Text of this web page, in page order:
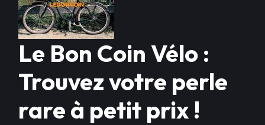
Le Bon Coin Vélo :
Trouvez votre perle
rare à petit prix !